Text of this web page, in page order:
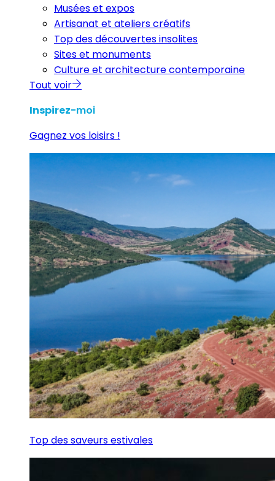
Musées et expos
Artisanat et ateliers créatifs
Top des découvertes insolites
Sites et monuments
Culture et architecture contemporaine
Tout voir
Inspirez-moi
Gagnez vos loisirs !
Top des saveurs estivales